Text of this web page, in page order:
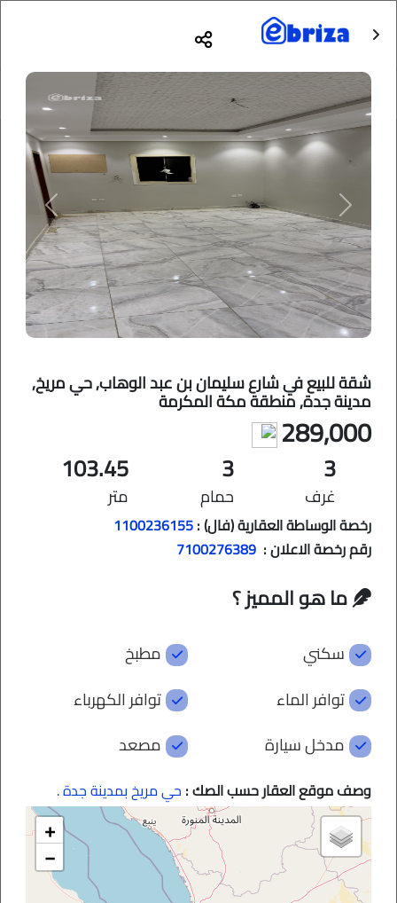
Previous Next
شقة للبيع في شارع سليمان بن عبد الوهاب, حي مريخ,
مدينة جدة, منطقة مكة المكرمة
289,000
3
غرف
3
حمام
103.45
متر
رخصة الوساطة العقارية (فال) :1100236155
رقم رخصة الاعلان : 7100276389
ما هو المميز ؟
سكني
مطبخ
توافر الماء
توافر الكهرباء
مدخل سيارة
مصعد
وصف موقع العقار حسب الصك : حي مريخ بمدينة جدة .
+
−